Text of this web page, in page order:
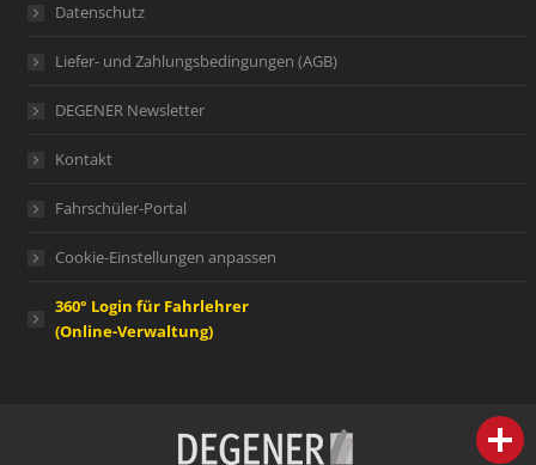
Datenschutz
Liefer- und Zahlungsbedingungen (AGB)
DEGENER Newsletter
Kontakt
Fahrschüler-Portal
Cookie-Einstellungen anpassen
360° Login für Fahrlehrer
(Online-Verwaltung)
person IHR FACHBERATER